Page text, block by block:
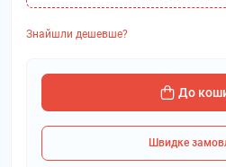
Знайшли дешевше?
До
Швидке